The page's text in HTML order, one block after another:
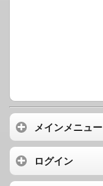
メインメニュー
ログイン